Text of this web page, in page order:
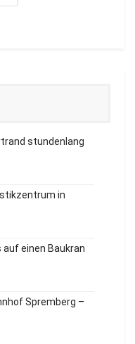
stundenlang
in
einen Baukran
Spremberg –